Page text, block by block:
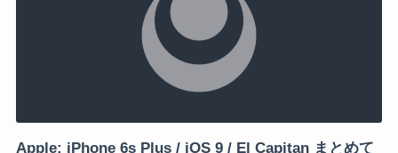
Apple: iPhone 6s Plus / iOS 9 / El Capitan まとめて